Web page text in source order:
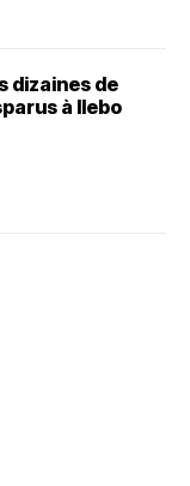
dizaines de
à Ilebo